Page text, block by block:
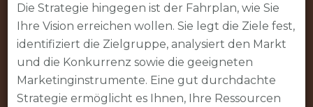
Die Strategie hingegen ist der Fahrplan, wie Sie
Ihre Vision erreichen wollen. Sie legt die Ziele fest,
identifiziert die Zielgruppe, analysiert den Markt
und die Konkurrenz sowie die geeigneten
Marketinginstrumente. Eine gut durchdachte
Strategie ermöglicht es Ihnen, Ihre Ressourcen